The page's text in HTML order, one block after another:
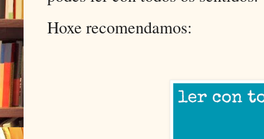
Hoxe recomendamos: